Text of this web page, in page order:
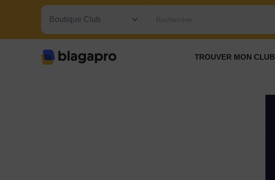
Rechercher…
TROUVER MON CLUB